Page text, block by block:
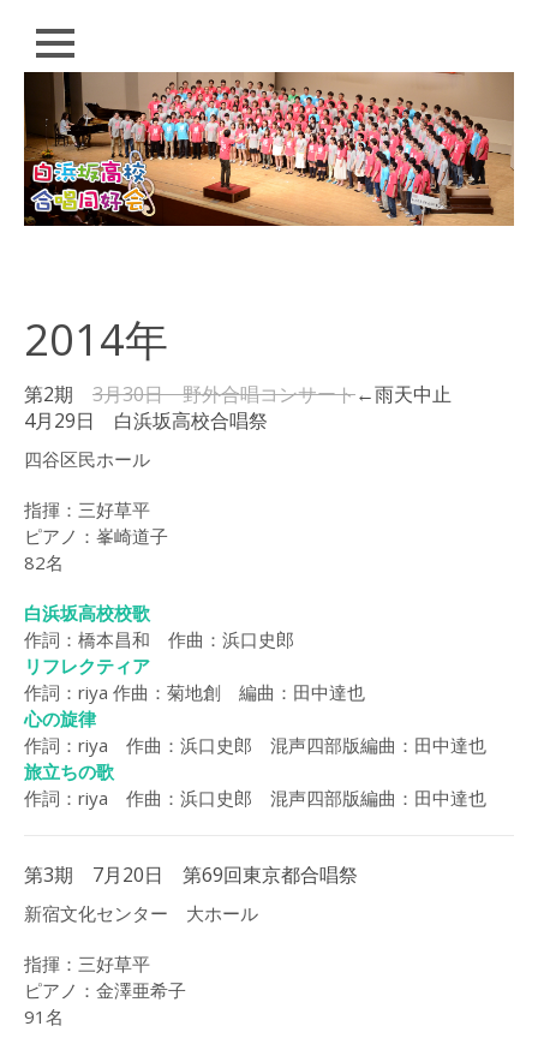
じ
HOME
PROFILE
Q&A
白浜坂高校合唱同好
「歌おう！いつの日
白浜坂高校音楽祭
（2015）
演奏曲目・各団紹介
白浜坂高校合唱祭
(2014)
LOG
2017年
2015年
2014年
2013年
CONTACT
2014年
第2期 3月30日 野外合唱コンサート←雨天中止
4月29日 白浜坂高校合唱祭
四谷区民ホール
指揮：三好草平
ピアノ：峯崎道子
82名
白浜坂高校校歌
作詞：橋本昌和 作曲：浜口史郎
リフレクティア
作詞：riya 作曲：菊地創 編曲：田中達也
心の旋律
作詞：riya 作曲：浜口史郎 混声四部版編曲：田中達也
旅立ちの歌
作詞：riya 作曲：浜口史郎 混声四部版編曲：田中達也
第3期 7月20日 第69回東京都合唱祭
新宿文化センター 大ホール
指揮：三好草平
ピアノ：金澤亜希子
91名